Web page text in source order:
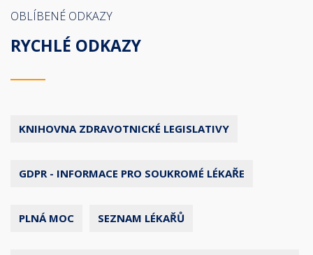
OBLÍBENÉ ODKAZY
RYCHLÉ ODKAZY
KNIHOVNA ZDRAVOTNICKÉ LEGISLATIVY
GDPR - INFORMACE PRO SOUKROMÉ LÉKAŘE
PLNÁ MOC SEZNAM LÉKAŘŮ